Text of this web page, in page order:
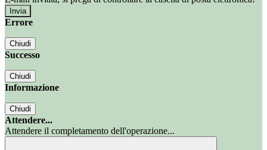
Errore
Chiudi
Successo
Chiudi
Informazione
Chiudi
Attendere...
Attendere il completamento dell'operazione...